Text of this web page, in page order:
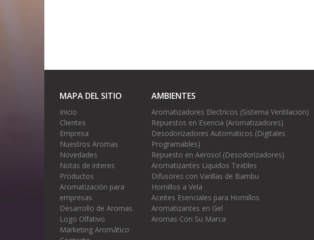
MAPA DEL SITIO
Inicio
Clientes
Empresa
Nuestros Aromas
Novedades
Notas de interes
Productos
Aromatización para
empresas
Desarrollo de Aromas
Logo Olfativo
Marketing Aromático
AMBIENTES
Aromatizadores Electricos (Sistema Ventilacion)
Repuestos en Esencia (Aromatizadores)
Desodorizadores Automaticos (Digitales
Programables)
Repuesto en Aerosol (Desodorizadores)
Aromatizantes Liquidos Textiles
Difusores con Varillas de Bambu
Hornillos a Vela
Aceites Esenciales para Hornillos
Aromatizantes en Gel
Aromas Con Su Marca